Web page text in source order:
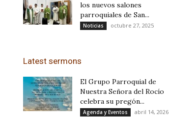
los nuevos salones
parroquiales de San...
Noticias octubre 27, 2025
Latest sermons
El Grupo Parroquial de
Nuestra Señora del Rocío
celebra su pregón...
Agenda y Eventos abril 14, 2026